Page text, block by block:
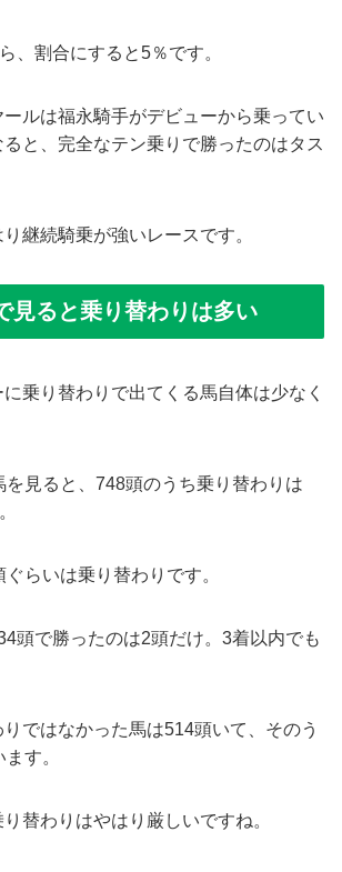
、割合にすると5％です。
ールは福永騎手がデビューから乗ってい
と、完全なテン乗りで勝ったのはタス
継続騎乗が強いレースです。
見ると乗り替わりは多い
乗り替わりで出てくる馬自体は少なく
見ると、748頭のうち乗り替わりは
らいは乗り替わりです。
頭で勝ったのは2頭だけ。3着以内でも
ではなかった馬は514頭いて、そのう
す。
替わりはやはり厳しいですね。